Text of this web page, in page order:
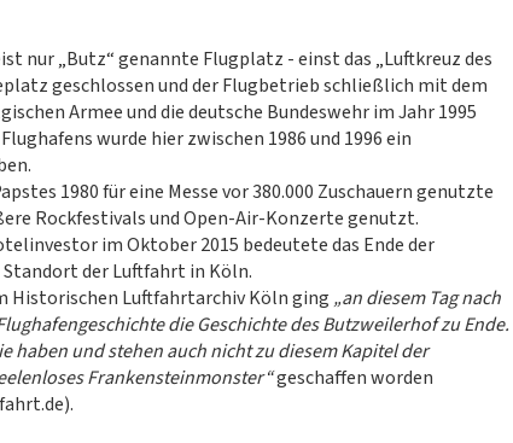
nur „Butz“ genannte Flugplatz - einst das „Luftkreuz des
geschlossen und der Flugbetrieb schließlich mit dem
Armee und die deutsche Bundeswehr im Jahr 1995
wurde hier zwischen 1986 und 1996 ein
1980 für eine Messe vor 380.000 Zuschauern genutzte
Rockfestivals und Open-Air-Konzerte genutzt.
im Oktober 2015 bedeutete das Ende der
der Luftfahrt in Köln.
Historischen Luftfahrtarchiv Köln ging „an diesem Tag nach
die Geschichte des Butzweilerhof zu Ende.
und stehen auch nicht zu diesem Kapitel der
Frankensteinmonster“geschaffen worden